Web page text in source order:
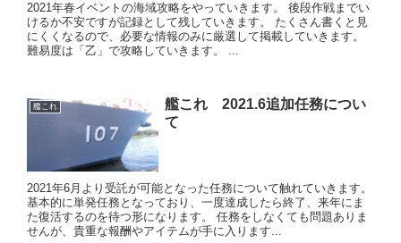
2021年春イベントの海域攻略をやっていきます。 後段作戦までい
けるか不安ですが記録として残していきます。 たくさん書くと見
にくくなるので、必要な情報のみに厳選して掲載していきます。
難易度は「乙」で攻略していきます。 ...
艦これ
艦これ 2021.6追加任務につい
て
2021年6月より受託が可能となった任務について触れていきます。
基本的に単発任務となっており、一度達成したら終了、来年にま
た復活するのを待つ形になります。 任務をしなくても問題ありま
せんが、貴重な報酬やアイテムが手に入ります...